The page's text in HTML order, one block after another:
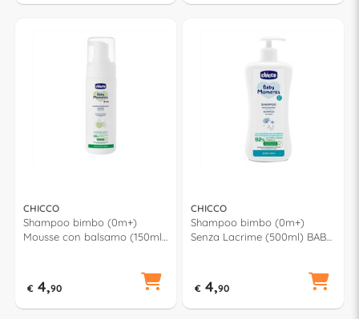
CHICCO
Shampoo bimbo (0m+)
Mousse con balsamo (150ml)
€ 4,90
CHICCO
Shampoo bimbo (0m+)
Senza Lacrime (500ml) BABY
€ 4,90